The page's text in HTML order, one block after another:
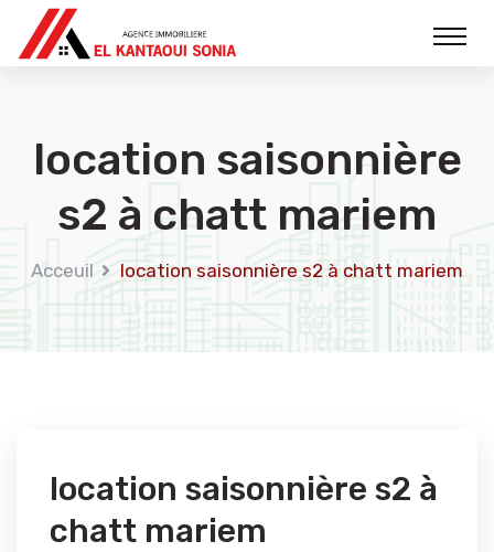
location saisonnière
s2 à chatt mariem
Acceuil location saisonnière s2 à chatt mariem
location saisonnière s2 à
chatt mariem